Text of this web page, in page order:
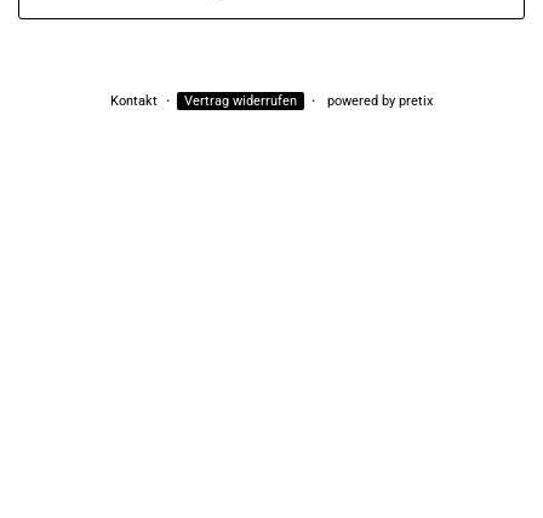
Kontakt Vertrag widerrufen powered by pretix